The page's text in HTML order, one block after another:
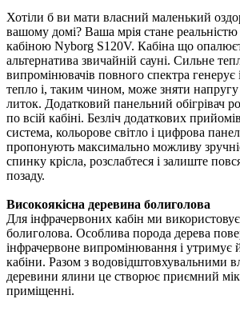
Хотіли б ви мати власний маленький
вашому домі? Ваша мрія стане
кабіною Nyborg S120V. Кабіна що
альтернатива звичайній сауні. Сильне
випромінювачів повного спектра генерує
тепло і, таким чином, може зняти напругу
литок. Додатковий панельний обігрівач
по всій кабіні. Безліч додаткових
система, кольорове світло і цифрова
пропонують максимально можливу
спинку крісла, розслабтеся і залиште
позаду.
Високоякісна деревина болиголова
Для інфрачервоних кабін ми
болиголова. Особлива порода дерева
інфрачервоне випромінювання і утримує
кабіни. Разом з водовідштовхувальними
деревини ялини це створює приємний
приміщенні.